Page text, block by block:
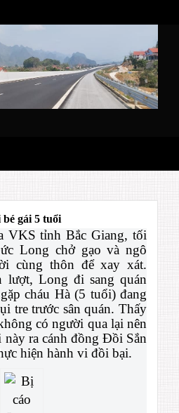
gái 5 tuổi
VKS tỉnh Bắc Giang, tối
Long chở gạo và ngô
cùng thôn để xay xát.
lượt, Long đi sang quán
cháu Hà (5 tuổi) đang
tre trước sân quán. Thấy
có người qua lại nên
này ra cánh đồng Đồi Sắn
hiện hành vi đồi bại.